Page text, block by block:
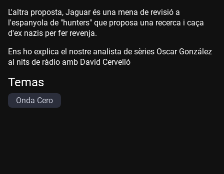
L'altra proposta, Jaguar és una mena de revisió a
l'espanyola de "hunters" que proposa una recerca i caça
d'ex nazis per fer revenja.
Ens ho explica el nostre analista de sèries Oscar González
al nits de ràdio amb David Cervelló
Temas
Onda Cero